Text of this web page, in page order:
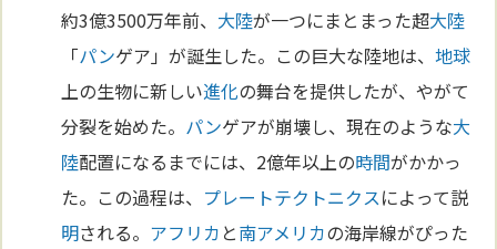
約3億3500万年前、 大陸が一つにまとまった超大陸
「パンゲア」が誕生した。この巨大な陸地は、地球
上の生物に新しい進化の舞台を提供したが、やがて
分裂を始めた。 パンゲアが崩壊し、現在のような大
陸配置になるまでには、2億年以上の時間がかかっ
た。この過程は、 プレートテクトニクスによって説
明される。 アフリカ と南アメリカの海岸線がぴった